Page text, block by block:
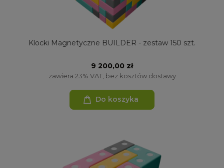
Klocki Magnetyczne BUILDER - zestaw 150 szt.
9 200,00 zł
zawiera 23% VAT, bez kosztów dostawy
Do koszyka